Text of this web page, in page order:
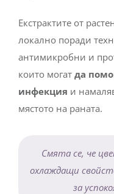
Екстрактите от
локално поради
антимикробни и
които могатда
инфекция и
мястото на раната.
Смята се, че
охлаждащи
за